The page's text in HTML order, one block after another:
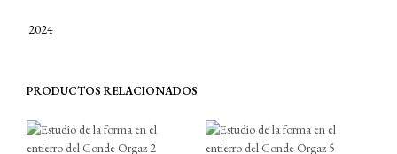
2024
PRODUCTOS RELACIONADOS